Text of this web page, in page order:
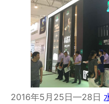
2016年5月25日—28日